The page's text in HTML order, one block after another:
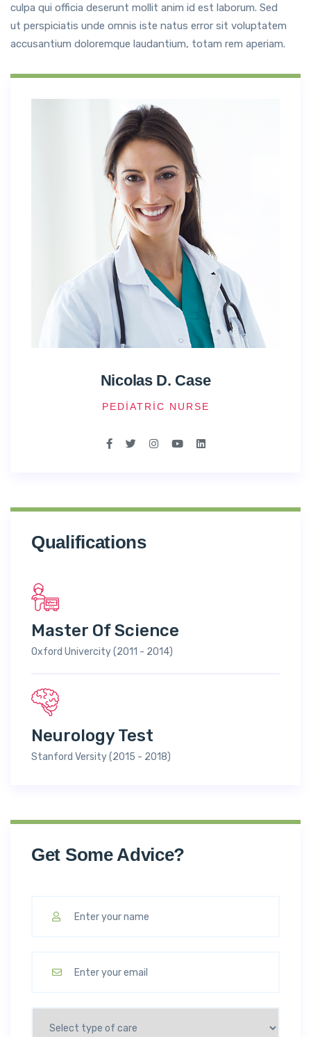
culpa qui officia deserunt mollit anim id est laborum. Sed
ut perspiciatis unde omnis iste natus error sit voluptatem
accusantium doloremque laudantium, totam rem aperiam.
Nicolas D. Case
PEDIATRIC NURSE
Qualifications
Master Of Science
Oxford Univercity (2011 - 2014)
Neurology Test
Stanford Versity (2015 - 2018)
Get Some Advice?